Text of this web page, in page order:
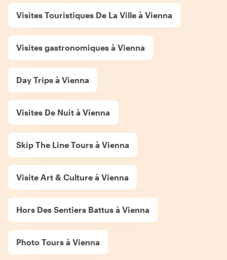
Visites Touristiques De La Ville à Vienna
Visites gastronomiques à Vienna
Day Trips à Vienna
Visites De Nuit à Vienna
Skip The Line Tours à Vienna
Visite Art & Culture à Vienna
Hors Des Sentiers Battus à Vienna
Photo Tours à Vienna